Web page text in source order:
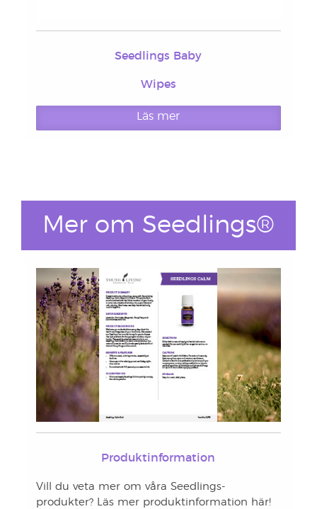
Seedlings Baby
Wipes
Läs mer
Mer om Seedlings®
Produktinformation
Vill du veta mer om våra Seedlings-
produkter? Läs mer produktinformation här!